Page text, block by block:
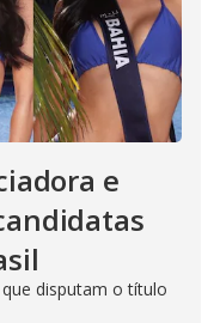
e
disputam o título